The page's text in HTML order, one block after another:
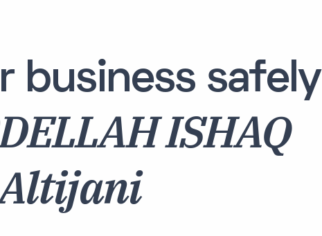
business safely
ISHAQ